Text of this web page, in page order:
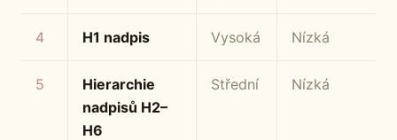
4 H1 nadpis Vysoká Nízká
5
Hierarchie
nadpisů H2–
H6
Střední Nízká